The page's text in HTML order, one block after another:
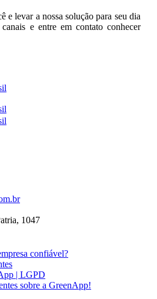
e levar a nossa solução para seu dia
e entre em contato conhecer
1047
confiável?
| LGPD
sobre a GreenApp!